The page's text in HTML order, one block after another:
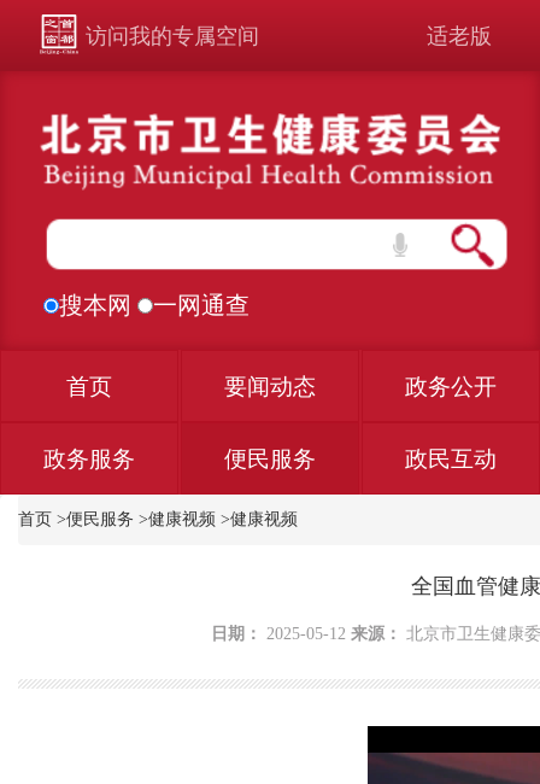
访问我的专属空间 适老版
搜本网 一网通查
首页 要闻动态 政务公开
政务服务 便民服务 政民互动
首页 >便民服务 >健康视频 >健康视频
全国血管健
日期： 2025-05-12 来源： 北京市卫生健康